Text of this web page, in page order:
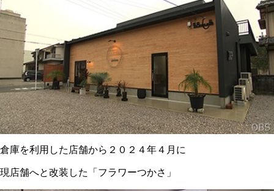
倉庫を利用した店舗から２０２４年４月に
現店舗へと改装した「フラワーつかさ」